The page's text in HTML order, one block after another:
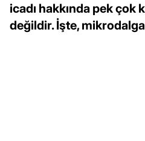
icadı hakkında pek çok
değildir. İşte,